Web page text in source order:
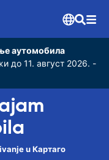
аутомобила
до 11. август 2026. -
u Картаго